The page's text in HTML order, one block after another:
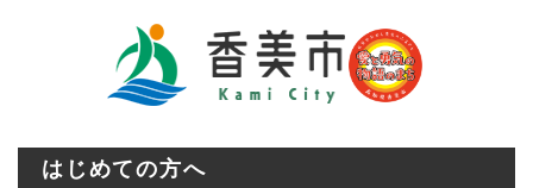
はじめての方へ